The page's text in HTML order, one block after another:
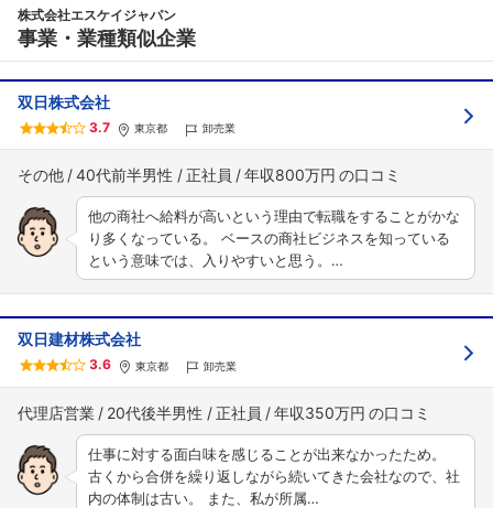
株式会社エスケイジャパン
事業・業種類似企業
双日株式会社
3.7 東京都 卸売業
その他 40代前半男性 正社員 年収800万円
他の商社へ給料が高いという理由で転職をすることがかな
り多くなっている。 ベースの商社ビジネスを知っている
という意味では、入りやすいと思う。…
双日建材株式会社
3.6 東京都 卸売業
代理店営業 20代後半男性 正社員 年収350万円
仕事に対する面白味を感じることが出来なかったため。
古くから合併を繰り返しながら続いてきた会社なので、社
内の体制は古い。 また、私が所属…